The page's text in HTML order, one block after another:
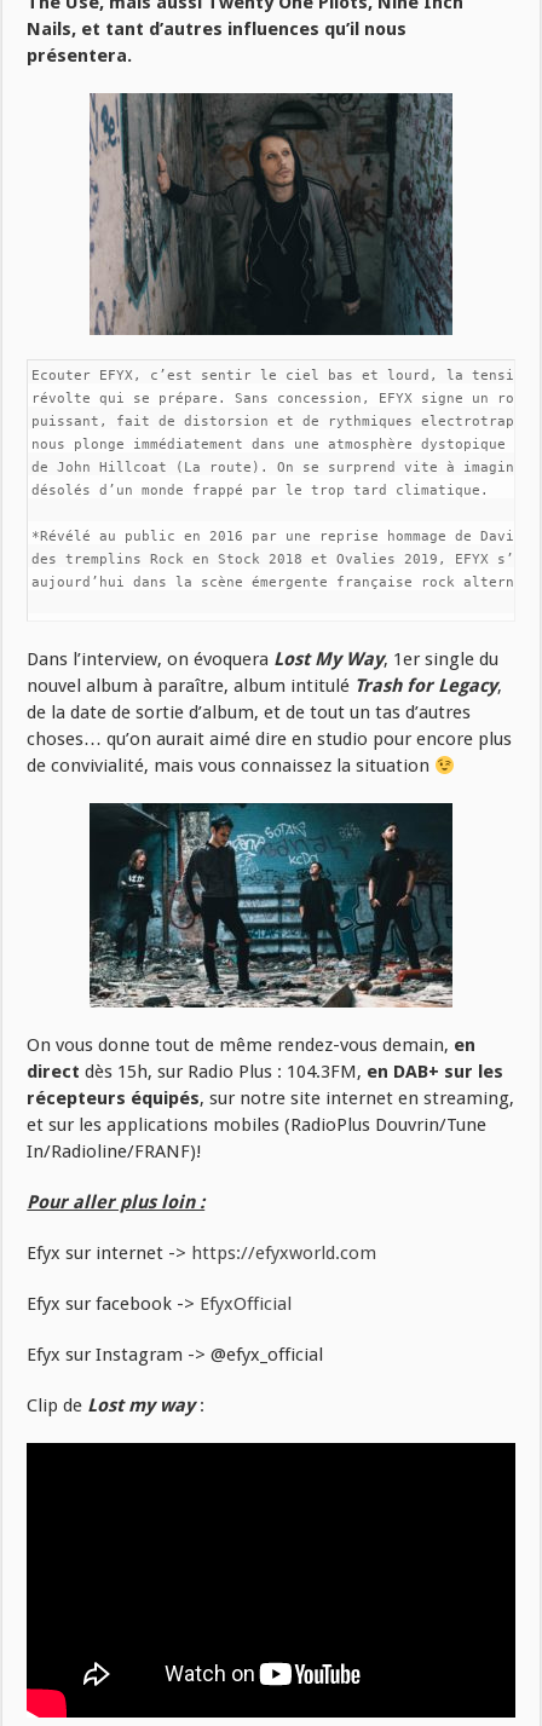
Nails, et tant d’autres influences qu’il nous
présentera.
Ecouter EFYX, c’est sentir le ciel bas et lourd, la tension
révolte qui se prépare. Sans concession, EFYX signe un rock
puissant, fait de distorsion et de rythmiques electrotrap
nous plonge immédiatement dans une atmosphère dystopique
de John Hillcoat (La route). On se surprend vite à imaginer
désolés d’un monde frappé par le trop tard climatique.
*Révélé au public en 2016 par une reprise hommage de David
des tremplins Rock en Stock 2018 et Ovalies 2019, EFYX
aujourd’hui dans la scène émergente française rock
Dans l’interview, on évoquera Lost My Way, 1er single du
nouvel album à paraître, album intitulé Trash for Legacy,
de la date de sortie d’album, et de tout un tas d’autres
choses… qu’on aurait aimé dire en studio pour encore plus
de convivialité, mais vous connaissez la situation
On vous donne tout de même rendez-vous demain, en
direct dès 15h, sur Radio Plus : 104.3FM, en DAB+ sur les
récepteurs équipés, sur notre site internet en streaming,
et sur les applications mobiles (RadioPlus Douvrin/Tune
In/Radioline/FRANF)!
Pour aller plus loin :
Efyx sur internet -> https://efyxworld.com
Efyx sur facebook -> EfyxOfficial
Efyx sur Instagram -> @efyx_official
Clip de Lost my way: